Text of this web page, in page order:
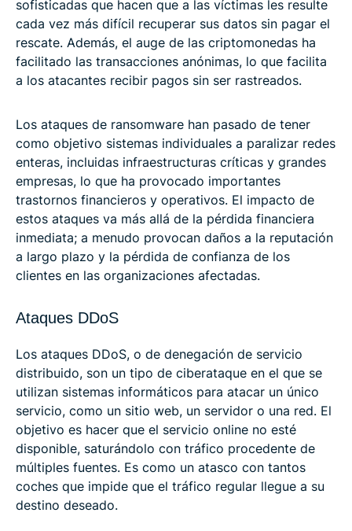
sofisticadas que hacen que a las víctimas les resulte
cada vez más difícil recuperar sus datos sin pagar el
rescate. Además, el auge de las criptomonedas ha
facilitado las transacciones anónimas, lo que facilita
a los atacantes recibir pagos sin ser rastreados.
Los ataques de ransomware han pasado de tener
como objetivo sistemas individuales a paralizar redes
enteras, incluidas infraestructuras críticas y grandes
empresas, lo que ha provocado importantes
trastornos financieros y operativos. El impacto de
estos ataques va más allá de la pérdida financiera
inmediata; a menudo provocan daños a la reputación
a largo plazo y la pérdida de confianza de los
clientes en las organizaciones afectadas.
Ataques DDoS
Los ataques DDoS, o de denegación de servicio
distribuido, son un tipo de ciberataque en el que se
utilizan sistemas informáticos para atacar un único
servicio, como un sitio web, un servidor o una red. El
objetivo es hacer que el servicio online no esté
disponible, saturándolo con tráfico procedente de
múltiples fuentes. Es como un atasco con tantos
coches que impide que el tráfico regular llegue a su
destino deseado.